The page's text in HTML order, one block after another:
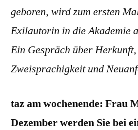
geboren, wird zum ersten
Exilautorin in die Akademie
Ein Gespräch über Herkunft,
Zweisprachigkeit und
taz am wochenende: Frau
Dezember werden Sie bei